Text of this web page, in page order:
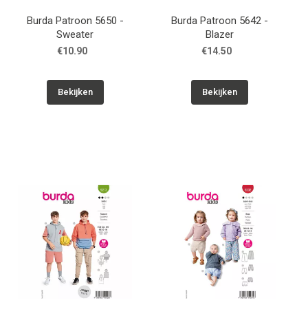
Burda Patroon 5650 -
Sweater
€10.90
Bekijken
Burda Patroon 5642 -
Blazer
€14.50
Bekijken